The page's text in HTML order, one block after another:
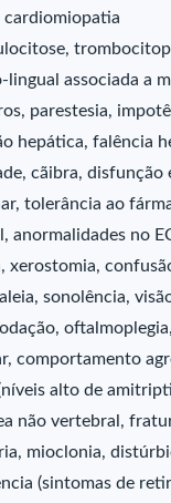
cardiomiopatia
associada a
parestesia,
hepática, falência
cãibra, disfunção
tolerância ao
anormalidades no
xerostomia,
sonolência,
comportamento
alto de
não vertebral,
mioclonia,
(sintomas de